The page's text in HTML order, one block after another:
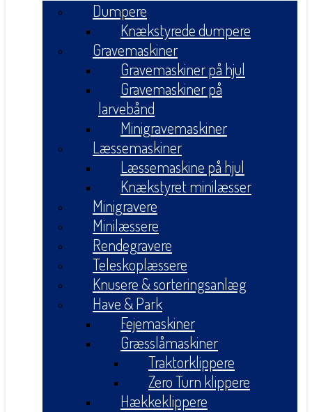
Dumpere
Knækstyrede dumpere
Gravemaskiner
Gravemaskiner på hjul
Gravemaskiner på
larvebånd
Minigravemaskiner
Læssemaskiner
Læssemaskine på hjul
Knækstyret minilæsser
Minigravere
Minilæssere
Rendegravere
Teleskoplæssere
Knusere & sorteringsanlæg
Have & Park
Fejemaskiner
Græsslåmaskiner
Traktorklippere
Zero Turn klippere
Hækkeklippere